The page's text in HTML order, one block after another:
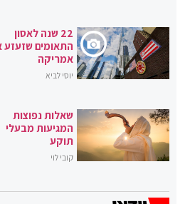
22 שנה לאסון
התאומים שזעזע
אמריקה
יוסי לביא
שאלות נפוצות
המגיעות מבעלי
תוקע
קובי לוי